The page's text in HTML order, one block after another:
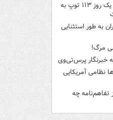
یونیفل: ارتش اسرائیل در یک روز ۱۱۳ توپ به
به طور استثنایی
مرگ!
خبرنگار پرس‌تی‌وی
آمریکایی
تفاهم‌نامه چه